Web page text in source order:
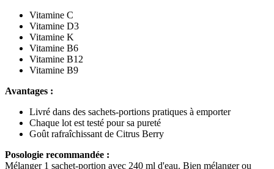
Vitamine C
Vitamine D3
Vitamine K
Vitamine B6
Vitamine B12
Vitamine B9
Avantages :
Livré dans des sachets-portions pratiques à emporter
Chaque lot est testé pour sa pureté
Goût rafraîchissant de Citrus Berry
Posologie recommandée :
Mélanger 1 sachet-portion avec 240 ml d'eau. Bien mélanger ou